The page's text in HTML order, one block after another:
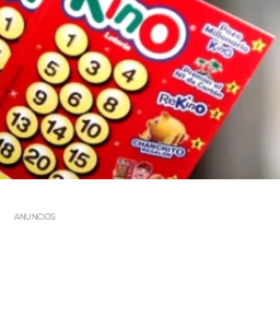
ANUNCIOS